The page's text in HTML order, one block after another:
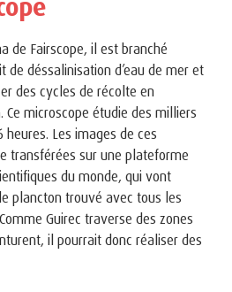
de Fairscope, il est branché
de déssalinisation d’eau de mer et
des cycles de récolte en
microscope étudie des milliers
heures. Les images de ces
transférées sur une plateforme
du monde, qui vont
plancton trouvé avec tous les
Guirec traverse des zones
il pourrait donc réaliser des